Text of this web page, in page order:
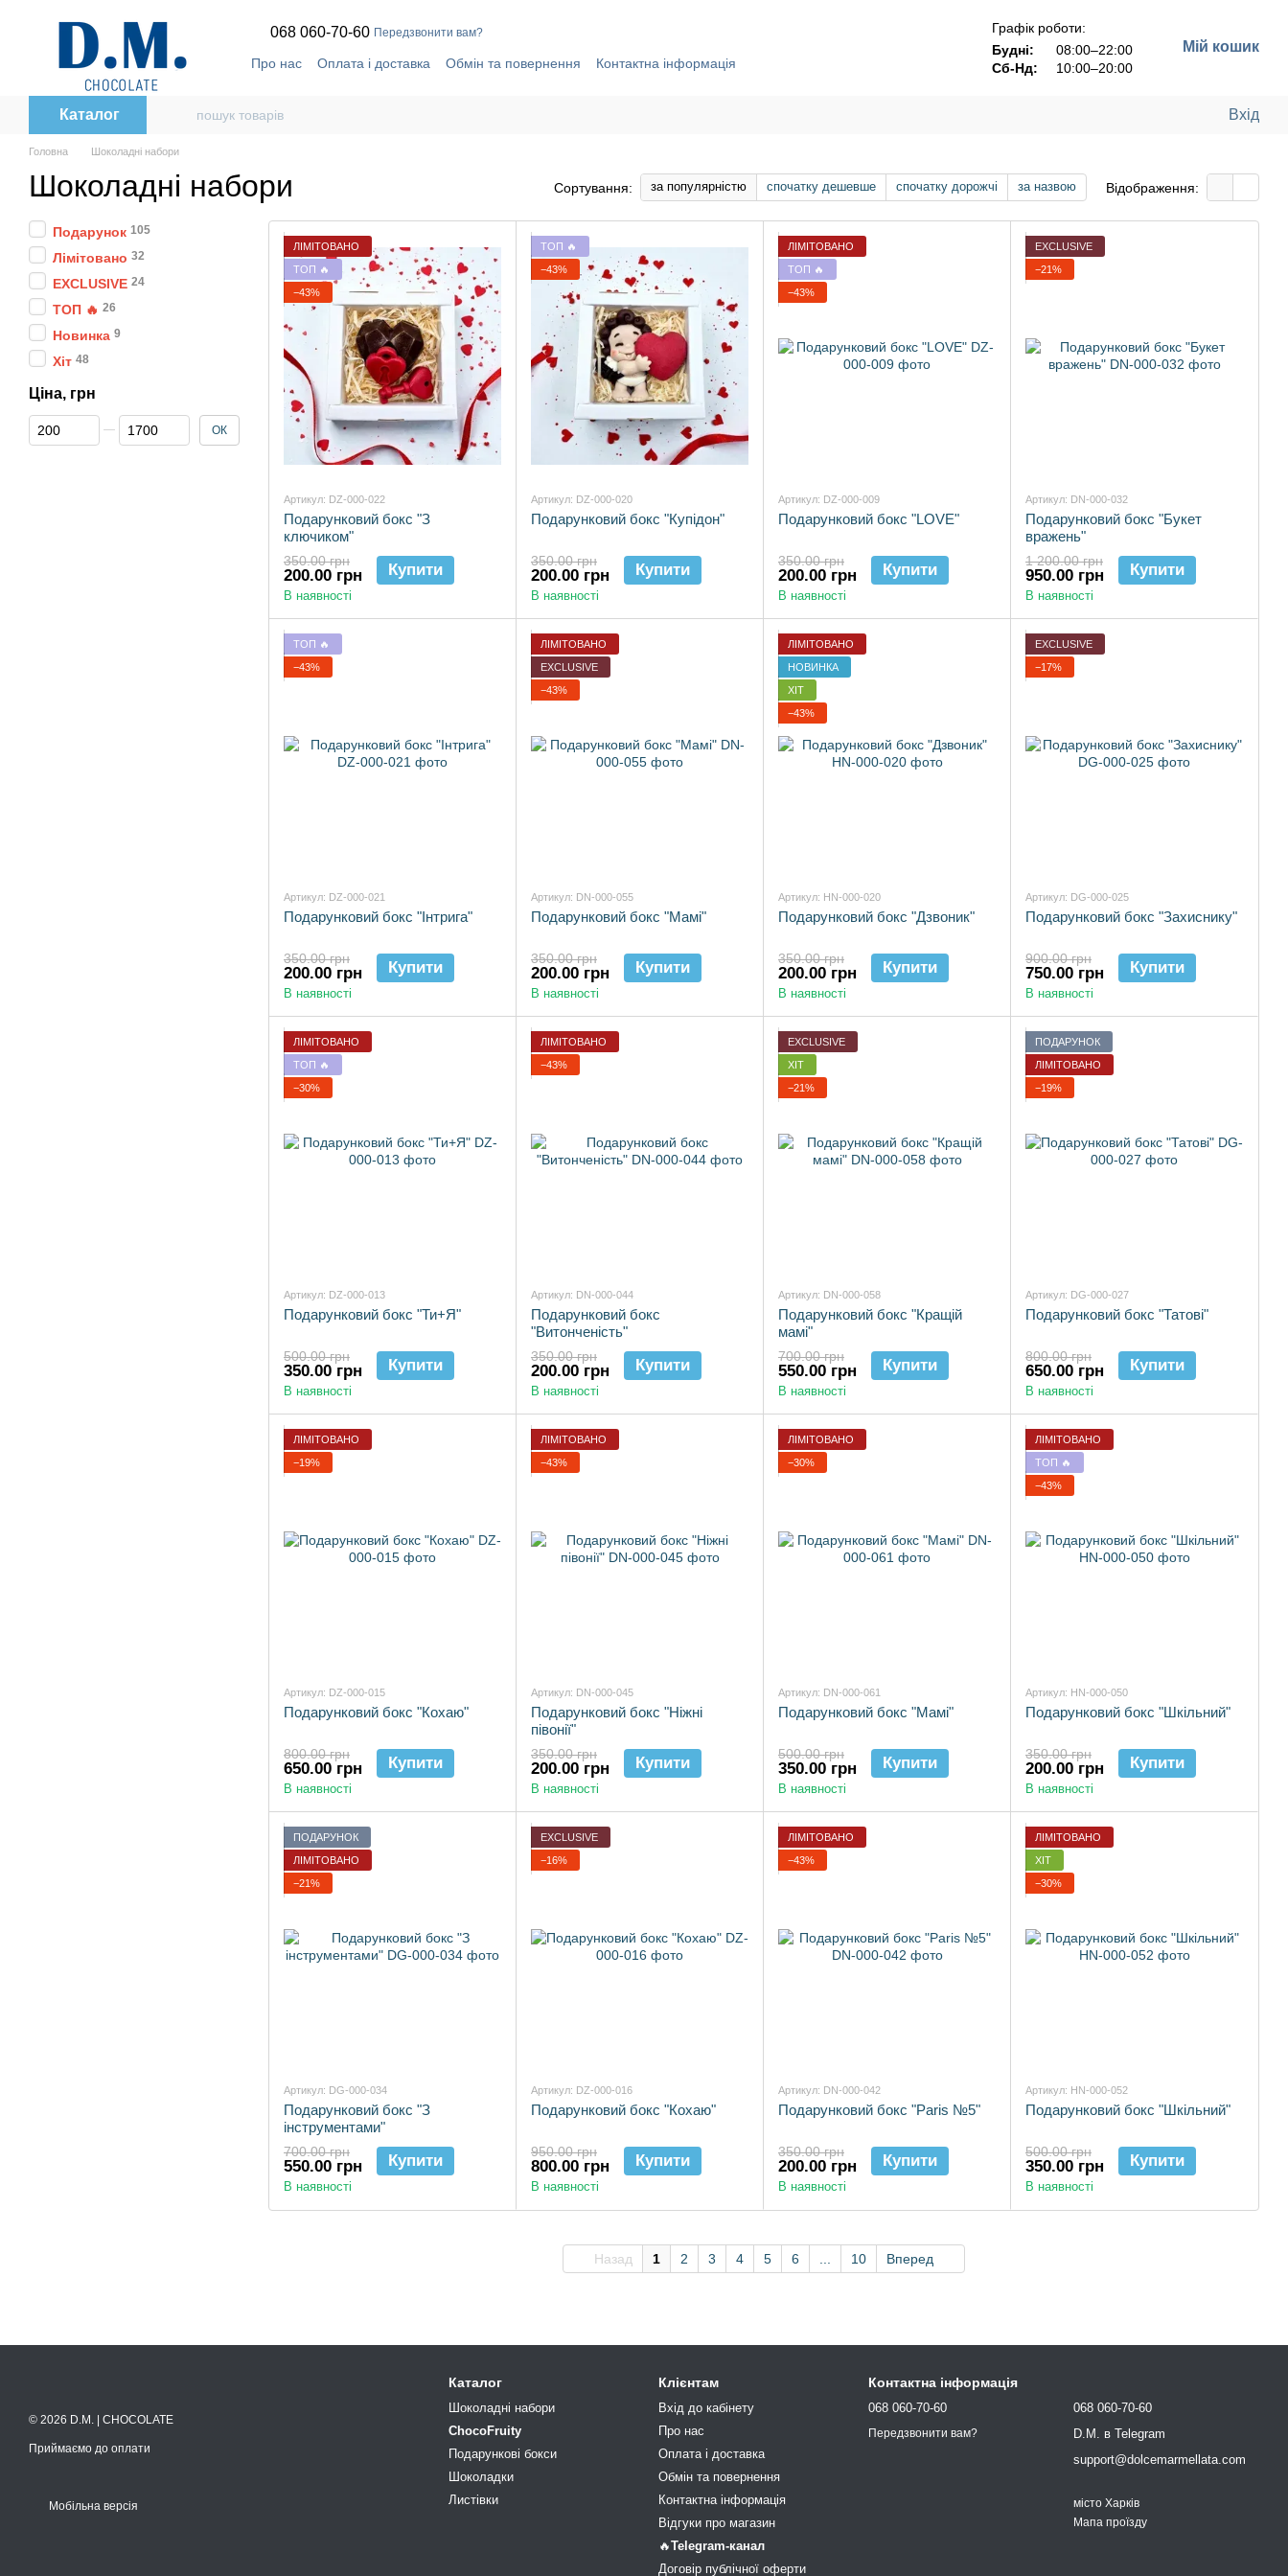
068 060-70-60 Передзвонити вам?
Про нас Оплата і доставка Обмін та повернення
Контактна інформація
Графік роботи:
Будні:
08:00–22:00
Сб-Нд:
10:00–20:00
Мій кошик
Каталог Вхід
Головна Шоколадні набори
Шоколадні набори Сортування: за популярністю спочатку дешевше спочатку дорожчі за назвою Відображення:
ЛІМІТОВАНО
ТОП 🔥
−43%
Артикул: DZ-000-022
Подарунковий бокс "З
ключиком"
350.00 грн
200.00 грн Купити
В наявності
ТОП 🔥
−43%
Артикул: DZ-000-020
Подарунковий бокс "Купідон"
350.00 грн
200.00 грн Купити
В наявності
ЛІМІТОВАНО
ТОП 🔥
−43%
Артикул: DZ-000-009
Подарунковий бокс "LOVE"
350.00 грн
200.00 грн Купити
В наявності
EXCLUSIVE
−21%
Артикул: DN-000-032
Подарунковий бокс "Букет
вражень"
1 200.00 грн
950.00 грн Купити
В наявності
ТОП 🔥
−43%
Артикул: DZ-000-021
Подарунковий бокс "Інтрига"
350.00 грн
200.00 грн Купити
В наявності
ЛІМІТОВАНО
EXCLUSIVE
−43%
Артикул: DN-000-055
Подарунковий бокс "Мамі"
350.00 грн
200.00 грн Купити
В наявності
ЛІМІТОВАНО
НОВИНКА
ХІТ
−43%
Артикул: HN-000-020
Подарунковий бокс "Дзвоник"
350.00 грн
200.00 грн Купити
В наявності
EXCLUSIVE
−17%
Артикул: DG-000-025
Подарунковий бокс "Захиснику"
900.00 грн
750.00 грн Купити
В наявності
ЛІМІТОВАНО
ТОП 🔥
−30%
Артикул: DZ-000-013
Подарунковий бокс "Ти+Я"
500.00 грн
350.00 грн Купити
В наявності
ЛІМІТОВАНО
−43%
Артикул: DN-000-044
Подарунковий бокс
"Витонченість"
350.00 грн
200.00 грн Купити
В наявності
EXCLUSIVE
ХІТ
−21%
Артикул: DN-000-058
Подарунковий бокс "Кращій
мамі"
700.00 грн
550.00 грн Купити
В наявності
ПОДАРУНОК
ЛІМІТОВАНО
−19%
Артикул: DG-000-027
Подарунковий бокс "Татові"
800.00 грн
650.00 грн Купити
В наявності
ЛІМІТОВАНО
−19%
Артикул: DZ-000-015
Подарунковий бокс "Кохаю"
800.00 грн
650.00 грн Купити
В наявності
ЛІМІТОВАНО
−43%
Артикул: DN-000-045
Подарунковий бокс "Ніжні
півонії"
350.00 грн
200.00 грн Купити
В наявності
ЛІМІТОВАНО
−30%
Артикул: DN-000-061
Подарунковий бокс "Мамі"
500.00 грн
350.00 грн Купити
В наявності
ЛІМІТОВАНО
ТОП 🔥
−43%
Артикул: HN-000-050
Подарунковий бокс "Шкільний"
350.00 грн
200.00 грн Купити
В наявності
ПОДАРУНОК
ЛІМІТОВАНО
−21%
Артикул: DG-000-034
Подарунковий бокс "З
інструментами"
700.00 грн
550.00 грн Купити
В наявності
EXCLUSIVE
−16%
Артикул: DZ-000-016
Подарунковий бокс "Кохаю"
950.00 грн
800.00 грн Купити
В наявності
ЛІМІТОВАНО
−43%
Артикул: DN-000-042
Подарунковий бокс "Paris №5"
350.00 грн
200.00 грн Купити
В наявності
ЛІМІТОВАНО
ХІТ
−30%
Артикул: HN-000-052
Подарунковий бокс "Шкільний"
500.00 грн
350.00 грн Купити
В наявності
Назад 1 2 3 4 5 6 10 Вперед
Подарунок 105
Лімітовано 32
EXCLUSIVE 24
ТОП 🔥 26
Новинка 9
Хіт 48
Ціна, грн
Від Ціна, грн
До Ціна, грн ОК
© 2026 D.M. | CHOCOLATE
Приймаємо до оплати
Мобільна версія
Каталог
Шоколадні набори
ChocoFruity
Подарункові бокси
Шоколадки
Листівки
Клієнтам
Вхід до кабінету
Про нас
Оплата і доставка
Обмін та повернення
Контактна інформація
Відгуки про магазин
🔥Telegram-канал
Договір публічної оферти
Контактна інформація
068 060-70-60
Передзвонити вам?
068 060-70-60
D.M. в Telegram
support@dolcemarmellata.com
місто Харків
Мапа проїзду